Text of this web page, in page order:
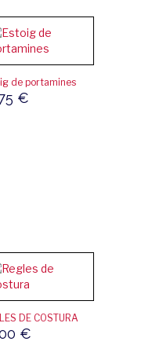
de portamines
€
DE COSTURA
€